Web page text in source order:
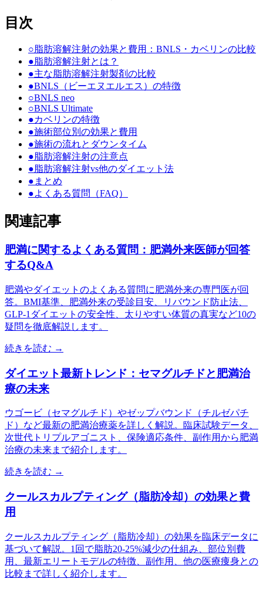
目次
○脂肪溶解注射の効果と費用：BNLS・カベリンの比較
●脂肪溶解注射とは？
●主な脂肪溶解注射製剤の比較
●BNLS（ビーエヌエルエス）の特徴
○BNLS neo
○BNLS Ultimate
●カベリンの特徴
●施術部位別の効果と費用
●施術の流れとダウンタイム
●脂肪溶解注射の注意点
●脂肪溶解注射vs他のダイエット法
● まとめ
●よくある質問（FAQ）
関連記事
肥満に関するよくある質問：肥満外来医師が回答
するQ&A
肥満やダイエットのよくある質問に肥満外来の専門医が回
答。BMI基準、肥満外来の受診目安、リバウンド防止法、
GLP-1ダイエットの安全性、太りやすい体質の真実など10の
疑問を徹底解説します。
続きを読む →
ダイエット最新トレンド：セマグルチドと肥満治
療の未来
ウゴービ（セマグルチド）やゼップバウンド（チルゼパチ
ド）など最新の肥満治療薬を詳しく解説。臨床試験データ、
次世代トリプルアゴニスト、保険適応条件、副作用から肥満
治療の未来まで紹介します。
続きを読む →
クールスカルプティング（脂肪冷却）の効果と費
用
クールスカルプティング（脂肪冷却）の効果を臨床データに
基づいて解説。1回で脂肪20-25%減少の仕組み、部位別費
用、最新エリートモデルの特徴、副作用、他の医療痩身との
比較まで詳しく紹介します。